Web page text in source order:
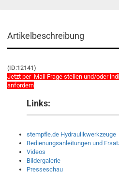
Artikelbeschreibung
(ID:12141)
Jetzt per Mail Frage stellen und/oder
anfordern
Links:
stempfle.de Hydraulikwerkzeuge
Bedienungsanleitungen und
Videos
Bildergalerie
Presseschau